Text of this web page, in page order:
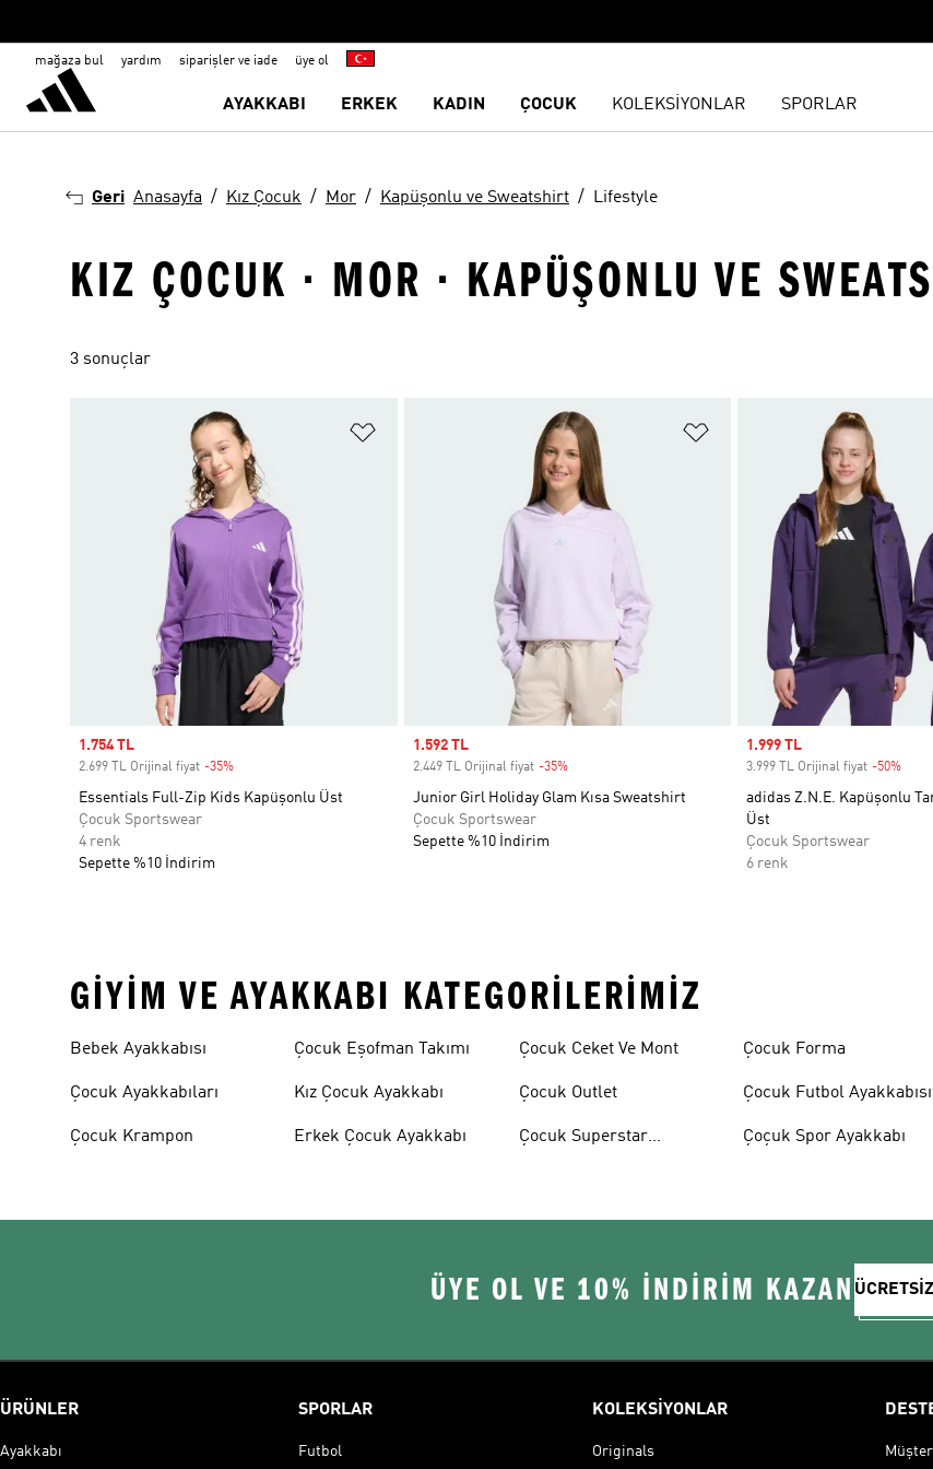
mağaza bul yardım siparişler ve iade üye ol
AYAKKABI ERKEK KADIN ÇOCUK KOLEKSİYONLAR SPORLAR
Geri Anasayfa Kız Çocuk Mor Kapüşonlu ve Sweatshirt Lifestyle
KIZ ÇOCUK · MOR · KAPÜŞONLU VE
3 sonuçlar
Sale price
1.754 TL
2.699 TL Orijinal fiyat -35%
Essentials Full-Zip Kids Kapüşonlu Üst
Çocuk Sportswear
4 renk
Sepette %10 İndirim
Favori Listesine Ekle
Sale price
1.592 TL
2.449 TL Orijinal fiyat -35%Discount
Junior Girl Holiday Glam Kısa Sweatshirt
Çocuk Sportswear
Sepette %10 İndirim
Sale price
1.999 TL
3.999 TL Orijinal fiyat -50%
adidas Z.N.E. Kapüşonlu
Üst
Çocuk Sportswear
6 renk
GIYIM VE AYAKKABI KATEGORILERIMIZ
Bebek Ayakkabısı
Çocuk Ayakkabıları
Çocuk Krampon
Çocuk Eşofman Takımı
Kız Çocuk Ayakkabı
Erkek Çocuk Ayakkabı
Çocuk Ceket Ve Mont
Çocuk Outlet
Çocuk Superstar
Çocuk Forma
Çocuk Futbol Ayakkabısı
Çoçuk Spor Ayakkabı
ÜYE OL VE 10% İNDİRİM KAZAN
ÜRÜNLER
Ayakkabı
SPORLAR
Futbol
KOLEKSİYONLAR
Originals